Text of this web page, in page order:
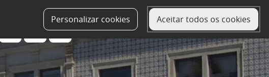
Personalizar cookies
Aceitar todos os cookies